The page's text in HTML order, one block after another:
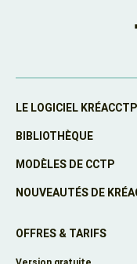
LE LOGICIEL KRÉACCTP
BIBLIOTHÈQUE
MODÈLES DE CCTP
NOUVEAUTÉS DE
OFFRES & TARIFS